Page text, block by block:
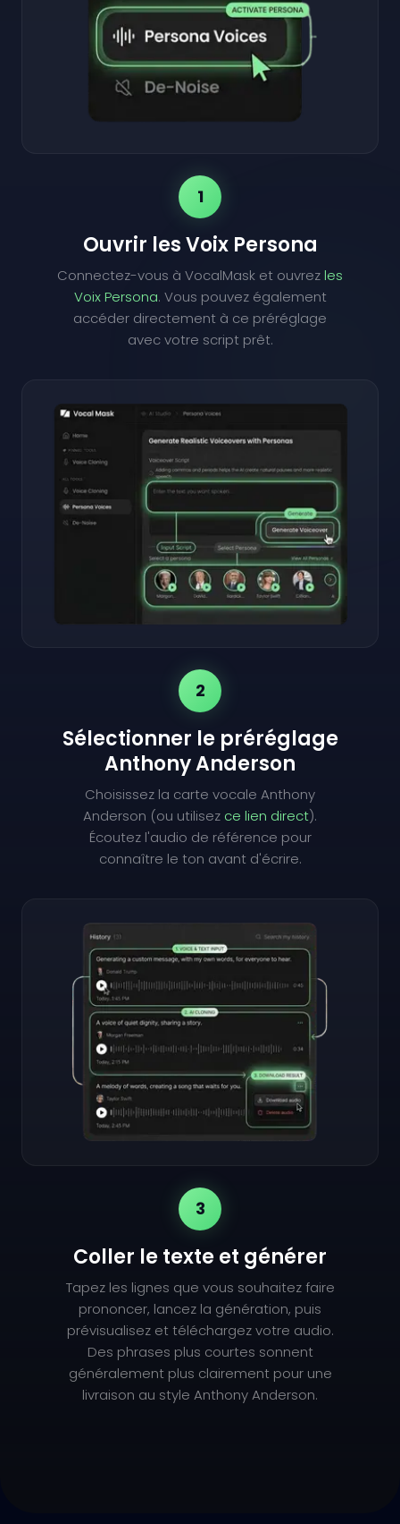
1
Ouvrir les Voix Persona
Connectez-vous à VocalMask et ouvrezles
Voix Persona. Vous pouvez également
accéder directement à ce préréglage
avec votre script prêt.
2
Sélectionner le préréglage
Anthony Anderson
Choisissez la carte vocale Anthony
Anderson (ou utilisez ce lien direct).
Écoutez l'audio de référence pour
connaître le ton avant d'écrire.
3
Coller le texte et générer
Tapez les lignes que vous souhaitez faire
prononcer, lancez la génération, puis
prévisualisez et téléchargez votre audio.
Des phrases plus courtes sonnent
généralement plus clairement pour une
livraison au style Anthony Anderson.